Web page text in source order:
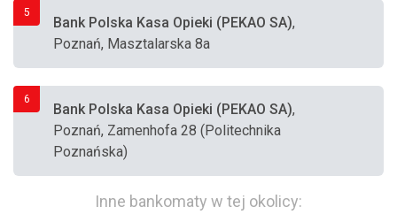
5
Bank Polska Kasa Opieki (PEKAO SA),
Poznań, Masztalarska 8a
6
Bank Polska Kasa Opieki (PEKAO SA),
Poznań, Zamenhofa 28 (Politechnika
Poznańska)
Inne bankomaty w tej okolicy: